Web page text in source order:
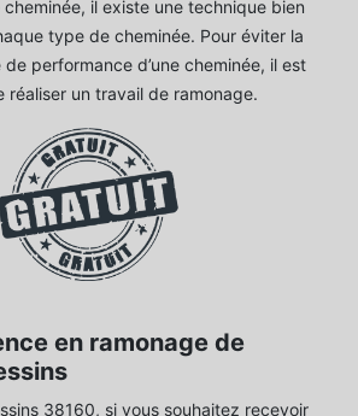
il existe une technique bien
type de cheminée. Pour éviter la
performance d’une cheminée, il est
réaliser un travail de ramonage.
en ramonage de
38160, si vous souhaitez recevoir